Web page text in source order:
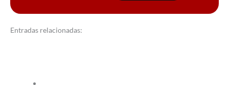
Entradas relacionadas: